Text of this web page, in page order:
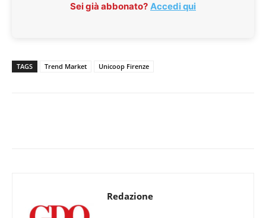
Sei già abbonato? Accedi qui
TAGS Trend Market Unicoop Firenze
Redazione